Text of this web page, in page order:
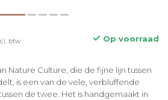
btw Op voorraad
Nature Culture, die de fijne lijn tussen
is een van de vele, verbluffende
de twee. Het is handgemaakt in